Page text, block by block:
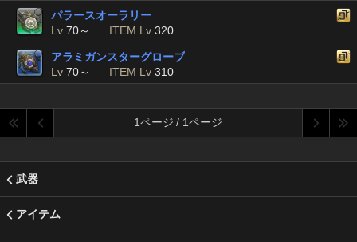
パラースオーラリー
Lv 70～ ITEM Lv 320
アラミガンスターグローブ
Lv 70～ ITEM Lv 310
1ページ / 1ページ
武器
アイテム